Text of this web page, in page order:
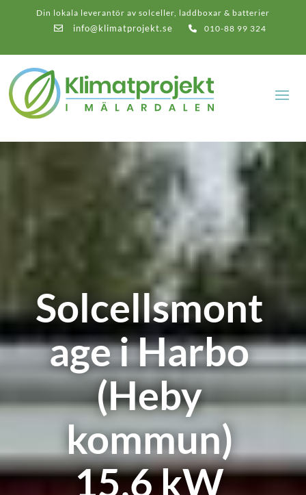
Din lokala leverantör av solceller, laddboxar & batterier
info@klimatprojekt.se 010-88 99 324
Solcellsmont
age i Harbo
(Heby
kommun)
15,6 kW